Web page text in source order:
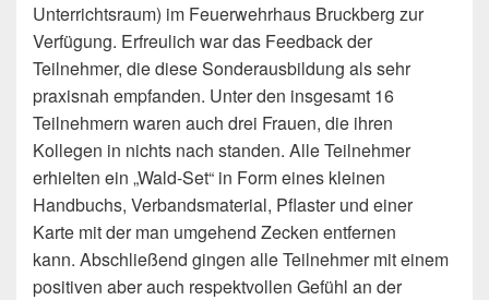
Unterrichtsraum) im Feuerwehrhaus Bruckberg zur
Verfügung. Erfreulich war das Feedback der
Teilnehmer, die diese Sonderausbildung als sehr
praxisnah empfanden. Unter den insgesamt 16
Teilnehmern waren auch drei Frauen, die ihren
Kollegen in nichts nach standen. Alle Teilnehmer
erhielten ein „Wald-Set“ in Form eines kleinen
Handbuchs, Verbandsmaterial, Pflaster und einer
Karte mit der man umgehend Zecken entfernen
kann. Abschließend gingen alle Teilnehmer mit einem
positiven aber auch respektvollen Gefühl an der